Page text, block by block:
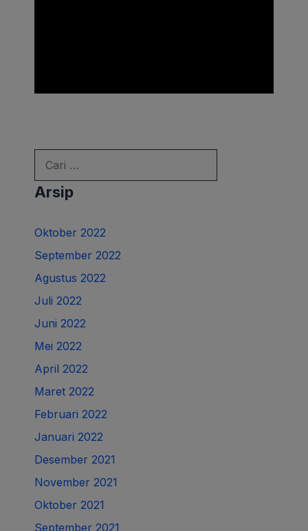
Arsip
Oktober 2022
September 2022
Agustus 2022
Juli 2022
Juni 2022
Mei 2022
April 2022
Maret 2022
Februari 2022
Januari 2022
Desember 2021
November 2021
Oktober 2021
September 2021